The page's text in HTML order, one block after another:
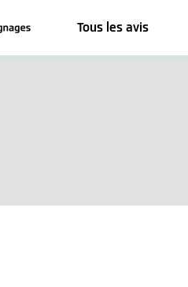
Tous les avis